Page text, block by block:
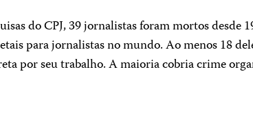
do CPJ, 39 jornalistas foram mortos desde
para jornalistas no mundo. Ao menos 18
por seu trabalho.A maioria cobria crime